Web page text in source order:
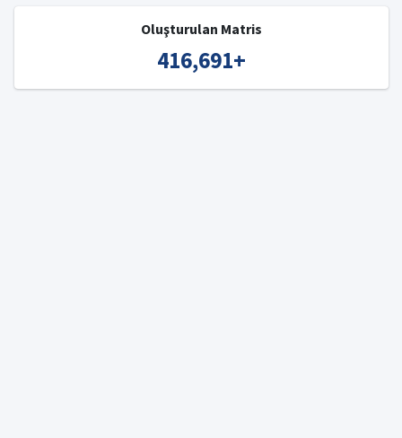
Oluşturulan Matris
416,691+